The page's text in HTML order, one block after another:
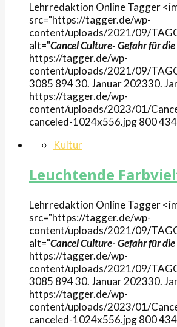
Lehrredaktion OnlineTagger
src="https://tagger.de/wp-
content/uploads/2021/09/
alt="Cancel Culture- Gefahr für
https://tagger.de/wp-
content/uploads/2021/09/
3085 89430. Januar 202330.
https://tagger.de/wp-
content/uploads/2023/01/
canceled-1024x556.jpg800434
Kultur
Leuchtende
Lehrredaktion OnlineTagger
src="https://tagger.de/wp-
content/uploads/2021/09/
alt="Cancel Culture- Gefahr für
https://tagger.de/wp-
content/uploads/2021/09/
3085 89430. Januar 202330.
https://tagger.de/wp-
content/uploads/2023/01/
canceled-1024x556.jpg800434